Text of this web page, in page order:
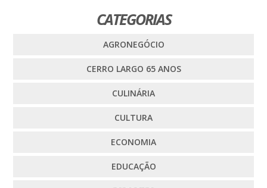
CATEGORIAS
AGRONEGÓCIO
CERRO LARGO 65 ANOS
CULINÁRIA
CULTURA
ECONOMIA
EDUCAÇÃO